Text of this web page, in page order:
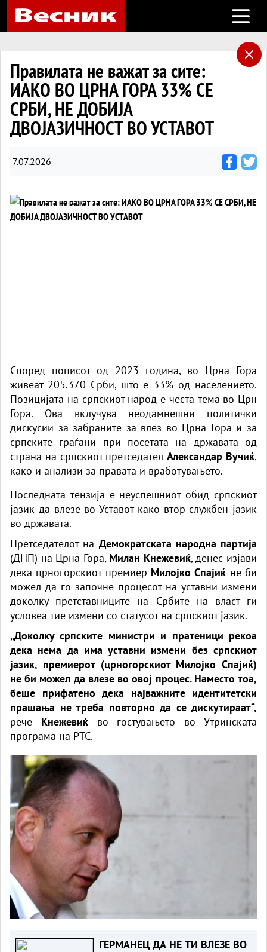
Open
Правилата не важат за сите:
ИАКО ВО ЦРНА ГОРА 33% СЕ
СРБИ, НЕ ДОБИЈА
ДВОЈАЗИЧНОСТ ВО УСТАВОТ
7.07.2026
Според пописот од 2023 година, во Црна Гора
живеат 205.370 Срби, што е 33% од населението.
Позицијата на српскиот народ е честа тема во Црн
Гора. Ова вклучува неодамнешни политички
дискусии за забраните за влез во Црна Гора и за
српските граѓани при посетата на државата од
страна на српскиот претседателАлександар Вучиќ,
како и анализи за правата и вработувањето.
Последната тензија е неуспешниот обид српскиот
јазик да влезе во Уставот како втор службен јазик
во државата.
Претседателот на Демократската народна партија
(ДНП) на Црна Гора, Милан Кнежевиќ, денес изјави
дека црногорскиот премиер Милојко Спајиќ не би
можел да го започне процесот на уставни измени
доколку претставниците на Србите на власт ги
условеа тие измени со статусот на српскиот јазик.
„Доколку српските министри и пратеници рекоа
дека нема да има уставни измени без српскиот
јазик, премиерот (црногорскиот Милојко Спајиќ)
не би можел да влезе во овој процес. Наместо тоа,
беше прифатено дека најважните идентитетски
прашања не треба повторно да се дискутираат“,
рече Кнежевиќво гостувањето во Утринската
програма на РТС.
ГЕРМАНЕЦ ДА НЕ ТИ ВЛЕЗЕ ВО